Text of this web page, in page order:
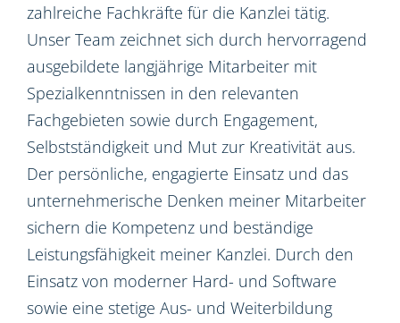
zahlreiche Fachkräfte für die Kanzlei tätig.
Unser Team zeichnet sich durch hervorragend
ausgebildete langjährige Mitarbeiter mit
Spezialkenntnissen in den relevanten
Fachgebieten sowie durch Engagement,
Selbstständigkeit und Mut zur Kreativität aus.
Der persönliche, engagierte Einsatz und das
unternehmerische Denken meiner Mitarbeiter
sichern die Kompetenz und beständige
Leistungsfähigkeit meiner Kanzlei. Durch den
Einsatz von moderner Hard- und Software
sowie eine stetige Aus- und Weiterbildung